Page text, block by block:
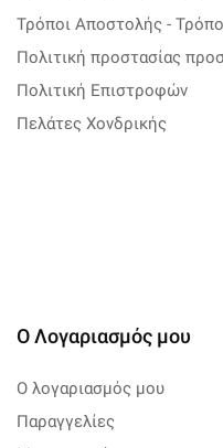
Τρόποι Αποστολής -
Πολιτική προστασίας
Πολιτική Επιστροφών
Πελάτες Χονδρικής
Ο Λογαριασμός μου
Ο λογαριασμός μου
Παραγγελίες